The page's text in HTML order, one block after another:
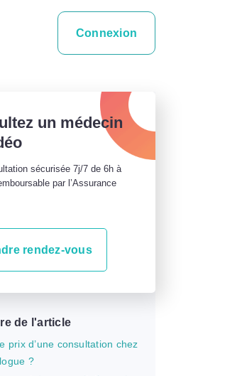
Connexion
un médecin
sécurisée 7j/7 de 6h à
par l’Assurance
rendez-vous
de l'article
prix d’une consultation chez
?